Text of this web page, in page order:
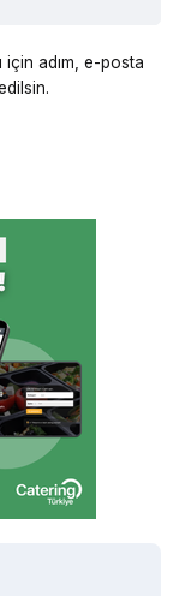
için adım, e-posta